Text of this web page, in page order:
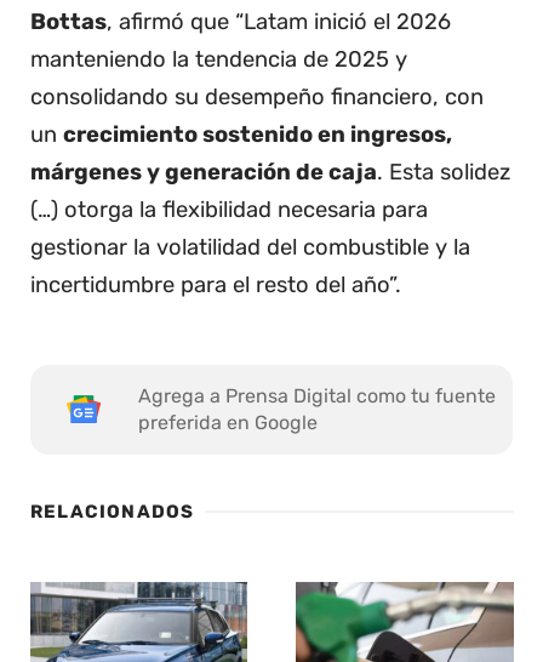
Bottas, afirmó que “Latam inició el 2026
manteniendo la tendencia de 2025 y
consolidando su desempeño financiero, con
un crecimiento sostenido en ingresos,
márgenes y generación de caja. Esta solidez
(…) otorga la flexibilidad necesaria para
gestionar la volatilidad del combustible y la
incertidumbre para el resto del año”.
Agrega a Prensa Digital como tu fuente
preferida en Google
RELACIONADOS